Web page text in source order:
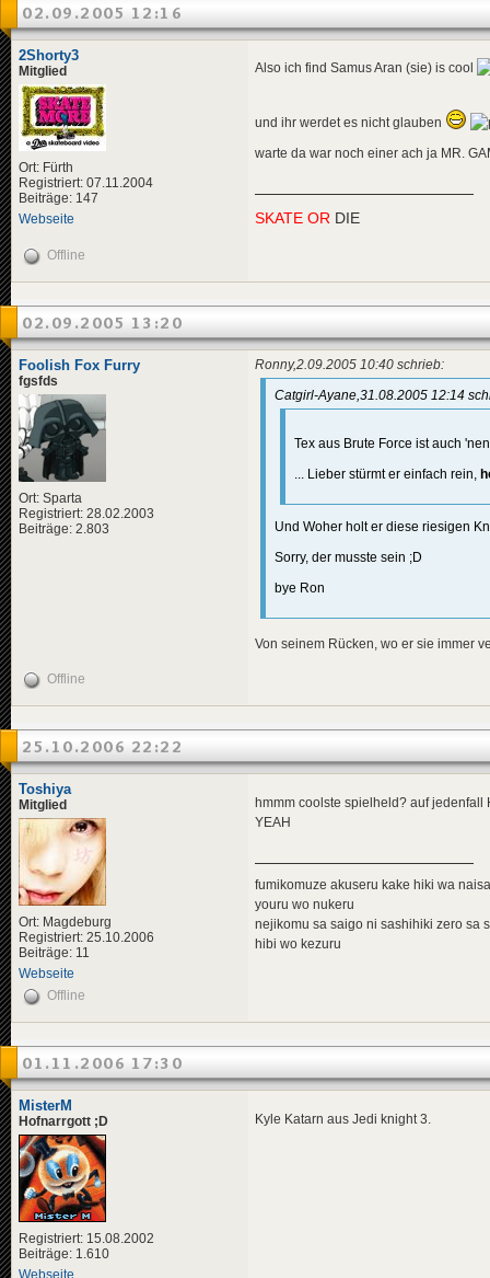
02.09.2005 12:16
2Shorty3
Mitglied
Ort: Fürth
Registriert: 07.11.2004
Beiträge: 147
Webseite
Also ich find Samus Aran (sie) is cool
und ihr werdet es nicht glauben
warte da war noch einer ach ja MR.
SKATE OR DIE
Offline
02.09.2005 13:20
Foolish Fox Furry
fgsfds
Ort: Sparta
Registriert: 28.02.2003
Beiträge: 2.803
Ronny,2.09.2005 10:40 schrieb:
Catgirl-Ayane,31.08.2005 12:14
Tex aus Brute Force ist auch
... Lieber stürmt er einfach rein,
Und Woher holt er diese riesigen
Sorry, der musste sein ;D
bye Ron
Von seinem Rücken, wo er sie immer
Offline
25.10.2006 22:22
Toshiya
Mitglied
Ort: Magdeburg
Registriert: 25.10.2006
Beiträge: 11
Webseite
hmmm coolste spielheld? auf jedenfall
YEAH
fumikomuze akuseru kake hiki wa
youru wo nukeru
nejikomu sa saigo ni sashihiki zero sa
hibi wo kezuru
Offline
01.11.2006 17:30
MisterM
Hofnarrgott ;D
Registriert: 15.08.2002
Beiträge: 1.610
Kyle Katarn aus Jedi knight 3.